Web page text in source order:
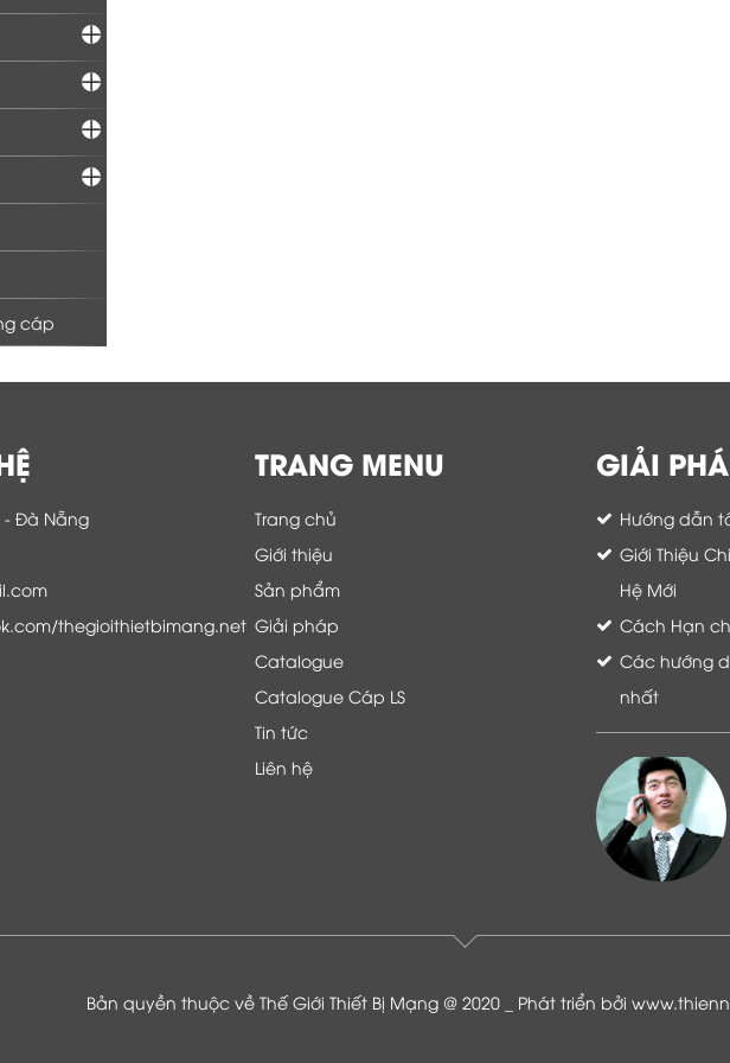
cáp
- Đà Nẵng
thegioithietbimang.net
TRANG MENU
Trang chủ
Giới thiệu
Sản phẩm
Giải pháp
Catalogue
Catalogue Cáp LS
Tin tức
Liên hệ
GIẢI
Hướng dẫn
Giới Thiệu
Hệ Mới
Cách Hạn
Các hướng
nhất
Là khách hàng đang sử dụng dịch vụ của
Bản quyền thuộc về Thế Giới Thiết Bị Mạng @ 2020 _ Phát triển bởi